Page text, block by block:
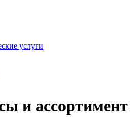
услуги
и ассортимент